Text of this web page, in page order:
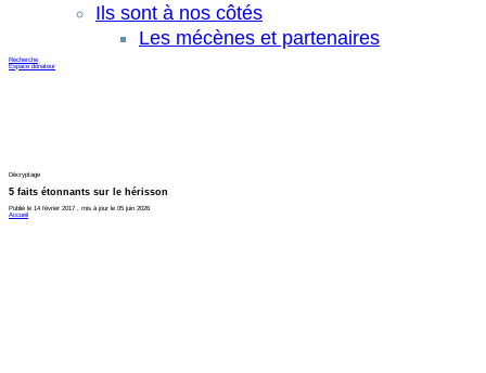
Ils sont à nos côtés
Les mécènes et partenaires
Recherche
Espace donateur
Décryptage
5 faits étonnants sur le hérisson
Publié le 14 février 2017 , mis à jour le 05 juin 2026
Accueil